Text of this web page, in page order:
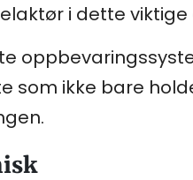
i dette
som ikke bare